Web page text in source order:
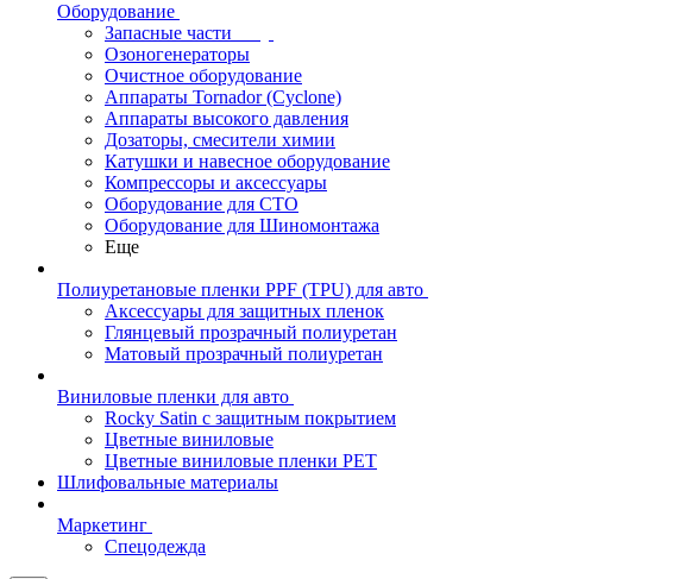
Оборудование
Запасные части
Озоногенераторы
Очистное оборудование
Аппараты Tornador (Cyclone)
Аппараты высокого давления
Дозаторы, смесители химии
Катушки и навесное оборудование
Компрессоры и аксессуары
Оборудование для СТО
Оборудование для Шиномонтажа
Еще
Полиуретановые пленки PPF (TPU) для авто
Аксессуары для защитных пленок
Глянцевый прозрачный полиуретан
Матовый прозрачный полиуретан
Виниловые пленки для авто
Rocky Satin с защитным покрытием
Цветные виниловые
Цветные виниловые пленки PET
Шлифовальные материалы
Маркетинг
Спецодежда